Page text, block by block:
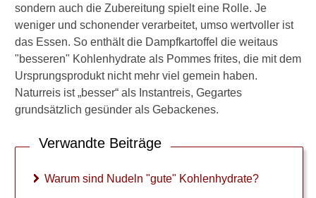
sondern auch die Zubereitung spielt eine Rolle. Je
weniger und schonender verarbeitet, umso wertvoller ist
das Essen. So enthält die Dampfkartoffel die weitaus
"besseren" Kohlenhydrate als Pommes frites, die mit dem
Ursprungsprodukt nicht mehr viel gemein haben.
Naturreis ist „besser“ als Instantreis, Gegartes
grundsätzlich gesünder als Gebackenes.
Verwandte Beiträge
Warum sind Nudeln "gute" Kohlenhydrate?
e
l
"
g
u
t
e
o
l